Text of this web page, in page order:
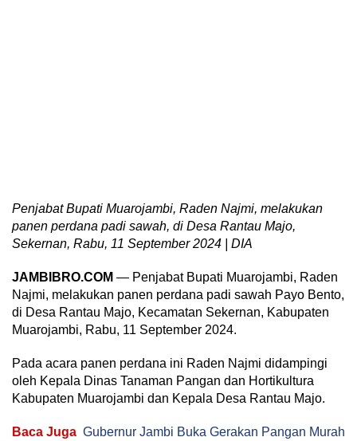
Penjabat Bupati Muarojambi, Raden Najmi, melakukan
panen perdana padi sawah, di Desa Rantau Majo,
Sekernan, Rabu, 11 September 2024 | DIA
JAMBIBRO.COM — Penjabat Bupati Muarojambi, Raden
Najmi, melakukan panen perdana padi sawah Payo Bento,
di Desa Rantau Majo, Kecamatan Sekernan, Kabupaten
Muarojambi, Rabu, 11 September 2024.
Pada acara panen perdana ini Raden Najmi didampingi
oleh Kepala Dinas Tanaman Pangan dan Hortikultura
Kabupaten Muarojambi dan Kepala Desa Rantau Majo.
Baca Juga Gubernur Jambi Buka Gerakan Pangan Murah